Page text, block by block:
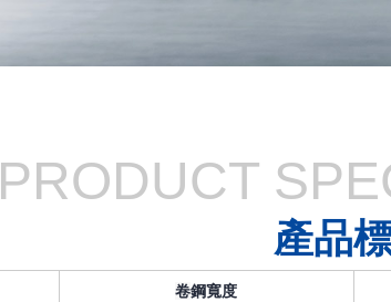
PRODUCT
產品
卷鋼寬度